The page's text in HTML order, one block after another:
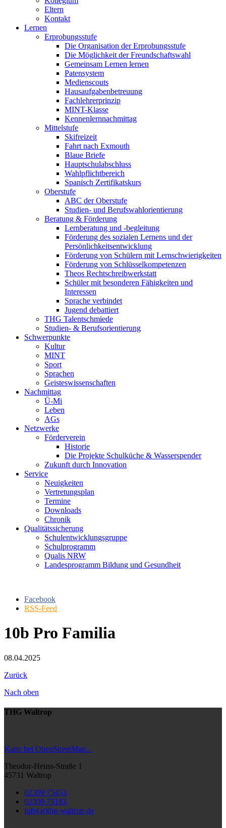
Eltern
Kontakt
Lernen
Erprobungsstufe
Die Organisation der Erprobungsstufe
Die Möglichkeit der Freundschaftswahl
Gemeinsam Lernen lernen
Patensystem
Medienscouts
Hausaufgabenbetreuung
Fachlehrerprinzip
MINT-Klasse
Kennenlernnachmittag
Mittelstufe
Skifreizeit
Fahrt nach Exmouth
Blaue Briefe
Hauptschulabschluss
Wahlpflichtbereich
Spanisch Zertifikatskurs
Oberstufe
ABC der Oberstufe
Studien- und Berufswahlorientierung
Beratung & Förderung
Lernberatung und -begleitung
Förderung des sozialen Lernens und der
Persönlichkeitsentwicklung
Förderung von Schülern mit Lernschwierigkeiten
Förderung von Schlüsselkompetenzen
Theos Rechtschreibwerkstatt
Schüler mit besonderen Fähigkeiten und
Interessen
Sprache verbindet
Jugend debattiert
THG Talentschmiede
Studien- & Berufsorientierung
Schwerpunkte
Kultur
MINT
Sport
Sprachen
Geisteswissenschaften
Nachmittag
Ü-Mi
Leben
AGs
Netzwerke
Förderverein
Historie
Die Projekte Schulküche & Wasserspender
Zukunft durch Innovation
Service
Neuigkeiten
Vertretungsplan
Termine
Downloads
Chronik
Qualitätssicherung
Schulentwicklungsgruppe
Schulprogramm
Qualis NRW
Landesprogramm Bildung und Gesundheit
Facebook
RSS-Feed
10b Pro Familia
08.04.2025
Zurück
Nach oben
THG Waltrop
Karte bei OpenStreetMap...
Theodor-Heuss-Straße 1
45731 Waltrop
02309 75453
02309 79183
info(at)thg-waltrop.de